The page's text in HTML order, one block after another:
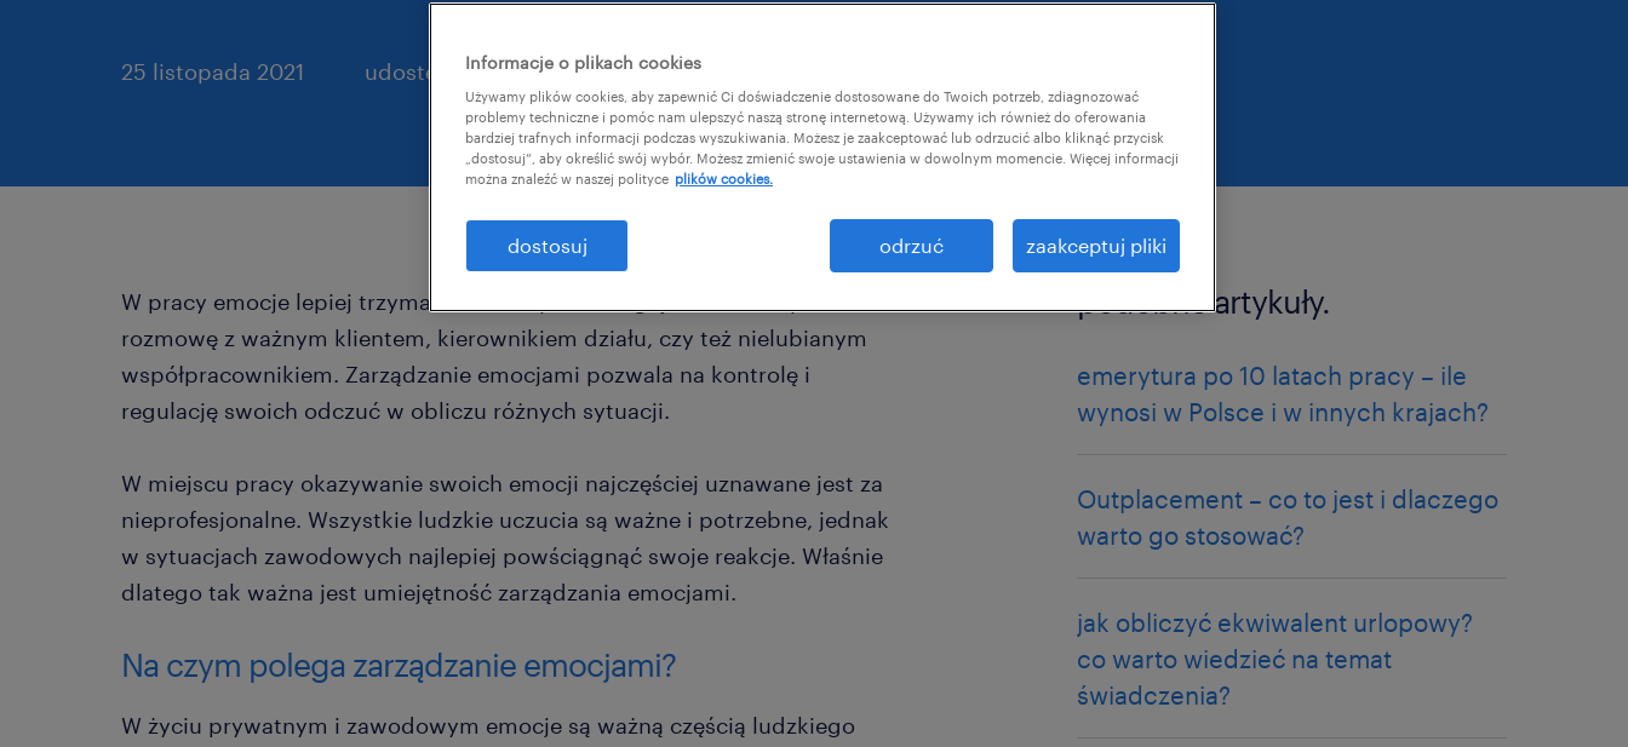
25 listopada 2021 udostępnij artykuł:
W pracy emocje lepiej trzymać na wodzy, bez względu na to, czy chodzi o
rozmowę z ważnym klientem, kierownikiem działu, czy też nielubianym
współpracownikiem. Zarządzanie emocjami pozwala na kontrolę i
regulację swoich odczuć w obliczu różnych sytuacji.
W miejscu pracy okazywanie swoich emocji najczęściej uznawane jest za
nieprofesjonalne. Wszystkie ludzkie uczucia są ważne i potrzebne, jednak
w sytuacjach zawodowych najlepiej powściągnąć swoje reakcje. Właśnie
dlatego tak ważna jest umiejętność zarządzania emocjami.
Na czym polega zarządzanie emocjami?
W życiu prywatnym i zawodowym emocje są ważną częścią ludzkiego
podobne artykuły.
emerytura po 10 latach pracy – ile
wynosi w Polsce i w innych krajach?
Outplacement – co to jest i dlaczego
warto go stosować?
jak obliczyć ekwiwalent urlopowy?
co warto wiedzieć na temat
świadczenia?
Informacje o plikach cookies
Używamy plików cookies, aby zapewnić Ci doświadczenie dostosowane do Twoich potrzeb, zdiagnozować
problemy techniczne i pomóc nam ulepszyć naszą stronę internetową. Używamy ich również do oferowania
bardziej trafnych informacji podczas wyszukiwania. Możesz je zaakceptować lub odrzucić albo kliknąć przycisk
„dostosuj”, aby określić swój wybór. Możesz zmienić swoje ustawienia w dowolnym momencie. Więcej informacji
można znaleźć w naszej polityce plików cookies.
dostosuj odrzuć zaakceptuj pliki